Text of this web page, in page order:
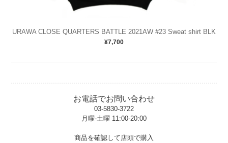
URAWA CLOSE QUARTERS BATTLE 2021AW #23 Sweat shirt BLK
¥7,700
お電話でお問い合わせ
03-5830-3722
月曜-土曜 11:00-20:00
商品を確認して店頭で購入